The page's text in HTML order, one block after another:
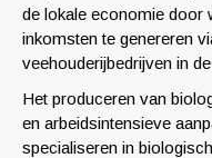
de lokale economie door
inkomsten te genereren
veehouderijbedrijven in
Het produceren van
en arbeidsintensieve
specialiseren in